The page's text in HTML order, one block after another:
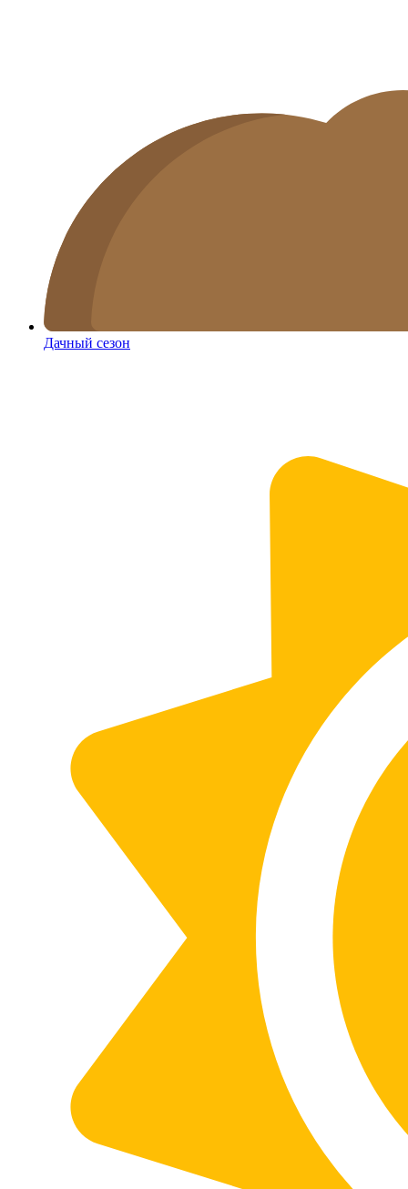
Дачный сезон